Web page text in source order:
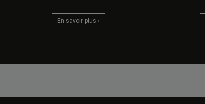
En savoir plus ›